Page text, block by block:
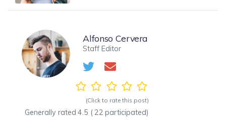
Alfonso Cervera
Staff Editor
(Click to rate this post)
Generally rated 4.5 ( 22 participated)